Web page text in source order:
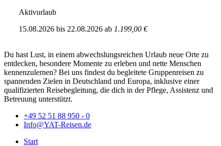
Aktivurlaub
15.08.2026 bis 22.08.2026 ab 1.199,00 €
Du hast Lust, in einem abwechslungsreichen Urlaub neue Orte zu
entdecken, besondere Momente zu erleben und nette Menschen
kennenzulernen? Bei uns findest du begleitete Gruppenreisen zu
spannenden Zielen in Deutschland und Europa, inklusive einer
qualifizierten Reisebegleitung, die dich in der Pflege, Assistenz und
Betreuung unterstützt.
+49 52 51 88 950 - 0
Info@YAT-Reisen.de
Start